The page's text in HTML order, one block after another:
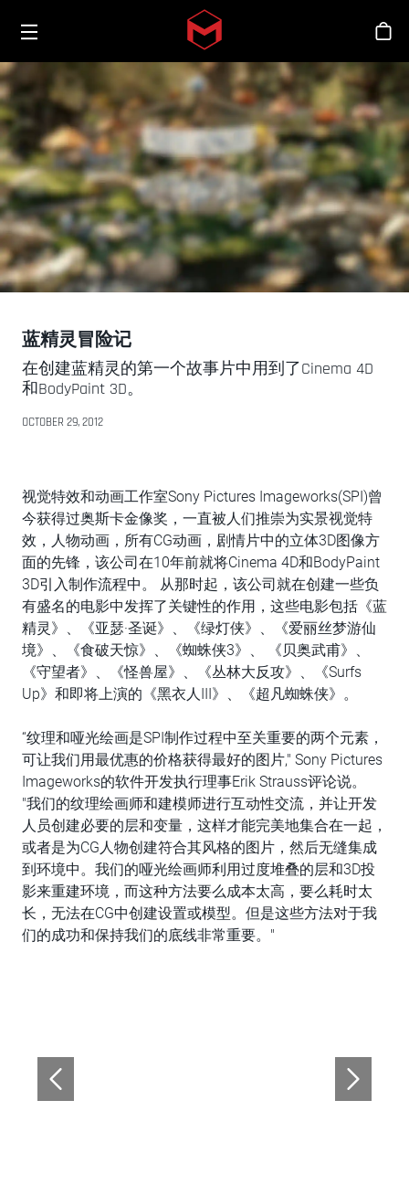
Skip to main content
商
蓝精灵冒险记
在创建蓝精灵的第一个故事片中用到了Cinema 4D
和BodyPaint 3D。
OCTOBER 29, 2012
视觉特效和动画工作室Sony Pictures Imageworks(SPI)曾
今获得过奥斯卡金像奖，一直被人们推崇为实景视觉特
效，人物动画，所有CG动画，剧情片中的立体3D图像方
面的先锋，该公司在10年前就将Cinema 4D和BodyPaint
3D引入制作流程中。 从那时起，该公司就在创建一些负
有盛名的电影中发挥了关键性的作用，这些电影包括《蓝
精灵》、《亚瑟·圣诞》、《绿灯侠》、《爱丽丝梦游仙
境》、《食破天惊》、《蜘蛛侠3》、 《贝奥武甫》、
《守望者》、《怪兽屋》、《丛林大反攻》、《Surfs
Up》和即将上演的《黑衣人III》、《超凡蜘蛛侠》。
“纹理和哑光绘画是SPI制作过程中至关重要的两个元素，
可让我们用最优惠的价格获得最好的图片," Sony Pictures
Imageworks的软件开发执行理事Erik Strauss评论说。
"我们的纹理绘画师和建模师进行互动性交流，并让开发
人员创建必要的层和变量，这样才能完美地集合在一起，
或者是为CG人物创建符合其风格的图片，然后无缝集成
到环境中。我们的哑光绘画师利用过度堆叠的层和3D投
影来重建环境，而这种方法要么成本太高，要么耗时太
长，无法在CG中创建设置或模型。但是这些方法对于我
们的成功和保持我们的底线非常重要。"